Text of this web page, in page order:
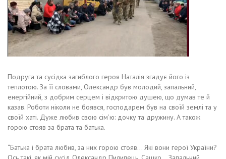
Подруга та сусідка загиблого героя Наталія згадує його із
теплотою. За її словами, Олександр був молодий, запальний,
енергійний, з добрим серцем і відкритою душею, що думав те й
казав. Роботи ніколи не боявся, господарем був на своїй землі та у
своїй хаті. Дуже любив свою сім’ю: дочку та дружину. А також
горою стояв за брата та батька.
“Батька і брата любив, за них горою стояв… Які вони герої України?